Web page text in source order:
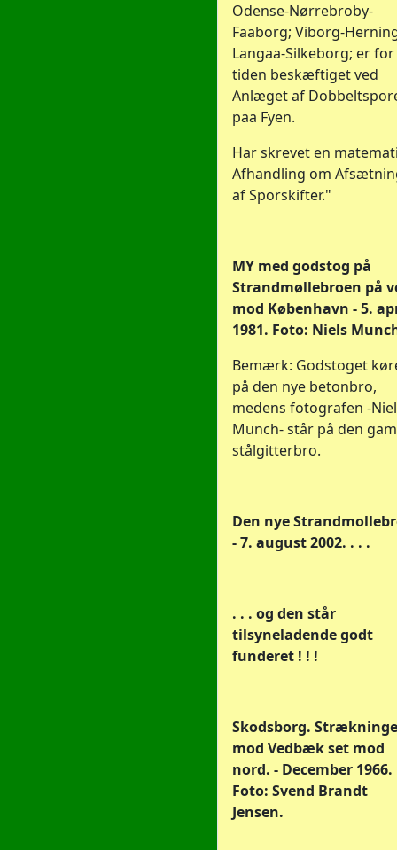
Odense-Nørrebroby-
Faaborg; Viborg-
Langaa-Silkeborg; er for
tiden beskæftiget ved
Anlæget af
paa Fyen.
Har skrevet en
Afhandling om
af Sporskifter."
MY med godstog på
Strandmøllebroen på
mod København - 5.
1981. Foto: Niels
Bemærk: Godstoget
på den nye betonbro,
medens fotografen -
Munch- står på den
stålgitterbro.
Den nye
- 7. august 2002. . . .
. . . og den står
tilsyneladende godt
funderet ! ! !
Skodsborg.
mod Vedbæk set mod
nord. - December 1966.
Foto: Svend Brandt
Jensen.